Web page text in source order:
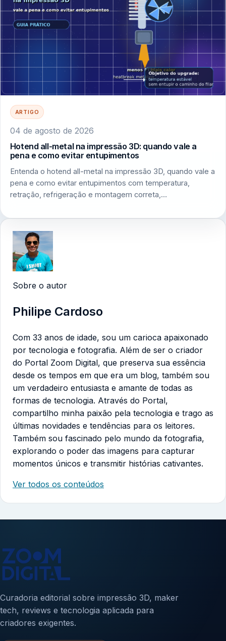
ARTIGO
04 de agosto de 2026
Hotend all-metal na impressão 3D: quando vale a
pena e como evitar entupimentos
Entenda o hotend all-metal na impressão 3D, quando vale a
pena e como evitar entupimentos com temperatura,
retração, refrigeração e montagem correta,…
Sobre o autor
Philipe Cardoso
Com 33 anos de idade, sou um carioca apaixonado
por tecnologia e fotografia. Além de ser o criador
do Portal Zoom Digital, que preserva sua essência
desde os tempos em que era um blog, também sou
um verdadeiro entusiasta e amante de todas as
formas de tecnologia. Através do Portal,
compartilho minha paixão pela tecnologia e trago as
últimas novidades e tendências para os leitores.
Também sou fascinado pelo mundo da fotografia,
explorando o poder das imagens para capturar
momentos únicos e transmitir histórias cativantes.
Ver todos os conteúdos
Curadoria editorial sobre impressão 3D, maker
tech, reviews e tecnologia aplicada para
criadores exigentes.